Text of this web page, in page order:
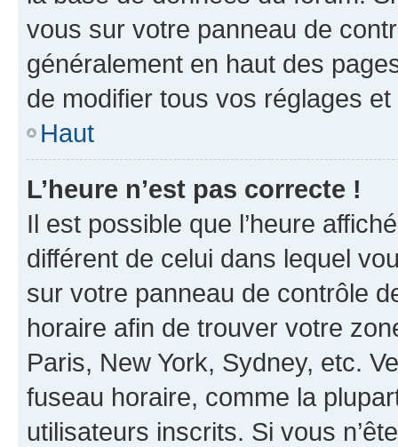
vous sur votre panneau de
généralement en haut des
de modifier tous vos réglages
Haut
L’heure n’est pas correcte !
Il est possible que l’heure
différent de celui dans lequel
sur votre panneau de contrôle
horaire afin de trouver votre
Paris, New York, Sydney, etc.
fuseau horaire, comme la
utilisateurs inscrits. Si vous